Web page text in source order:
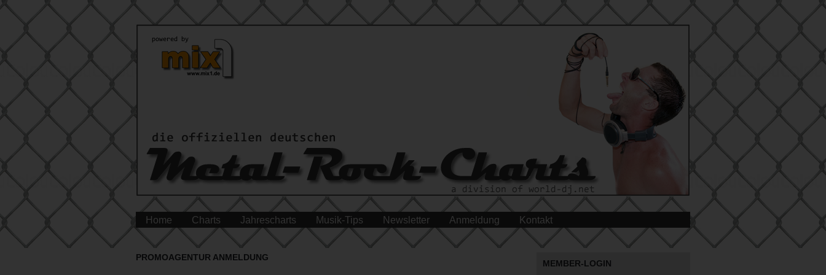
Home Charts Jahrescharts Musik-Tips Newsletter Anmeldung Kontakt
PROMOAGENTUR ANMELDUNG
MEMBER-LOGIN